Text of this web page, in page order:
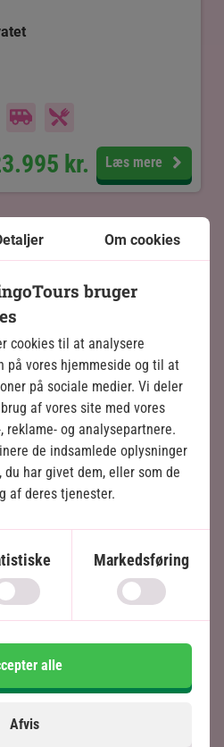
kr. Læs mere
i Aberdare
huser nogle af Kenyas
på over 270 meter.
Om cookies
bruger
cookies til at analysere
på vores hjemmeside og til at
på sociale medier. Vi deler
af vores site med vores
reklame- og analysepartnere.
de indsamlede oplysninger
har givet dem, eller som de
af deres tjenester.
Markedsføring
Afvis
alle